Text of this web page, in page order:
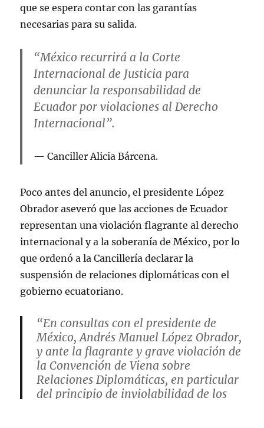
que se espera contar con las garantías
necesarias para su salida.
“México recurrirá a la Corte
Internacional de Justicia para
denunciar la responsabilidad de
Ecuador por violaciones al Derecho
Internacional”.
Canciller Alicia Bárcena.
Poco antes del anuncio, el presidente López
Obrador aseveró que las acciones de Ecuador
representan una violación flagrante al derecho
internacional y a la soberanía de México, por lo
que ordenó a la Cancillería declarar la
suspensión de relaciones diplomáticas con el
gobierno ecuatoriano.
“En consultas con el presidente de
México, Andrés Manuel López Obrador,
y ante la flagrante y grave violación de
la Convención de Viena sobre
Relaciones Diplomáticas, en particular
del principio de inviolabilidad de los